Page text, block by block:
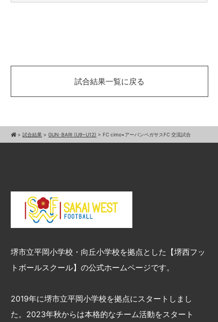
試合結果一覧に戻る
>試合結果 >GUN･BARI (U9~U12) > FC cimo•アーバンペガサスFC 交流試合
堺市立平岡小学校・向丘小学校を拠点とした【堺西フッ
トボールスクール】の公式ホームページです。
2019年に堺市立平岡小学校を拠点にスタートしまし
た。2023年秋からは本格的なチーム活動をスタート